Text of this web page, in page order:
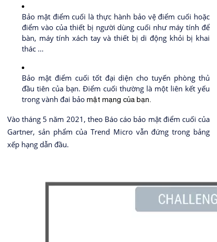
Bảo mật điểm cuối là thực hành bảo vệ điểm cuối hoặc
điểm vào của thiết bị người dùng cuối như máy tính để
bàn, máy tính xách tay và thiết bị di động khỏi bị khai
thác ...
Bảo mật điểm cuối tốt đại diện cho tuyến phòng thủ
đầu tiên của bạn. Điểm cuối thường là một liên kết yếu
trong vành đai bảo mật mạng của bạn.
‍‍‍‍‍‍‍‍‍‍‍‍‍‍‍‍‍‍‍Vào tháng 5 năm 2021, theo Báo cáo bảo mật điểm cuối của
Gartner, sản phẩm của Trend Micro vẫn đứng trong bảng
xếp hạng dẫn đầu.